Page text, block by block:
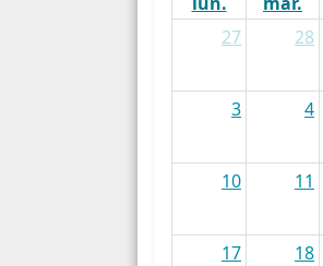
27
28
3 4
10 11
17 18